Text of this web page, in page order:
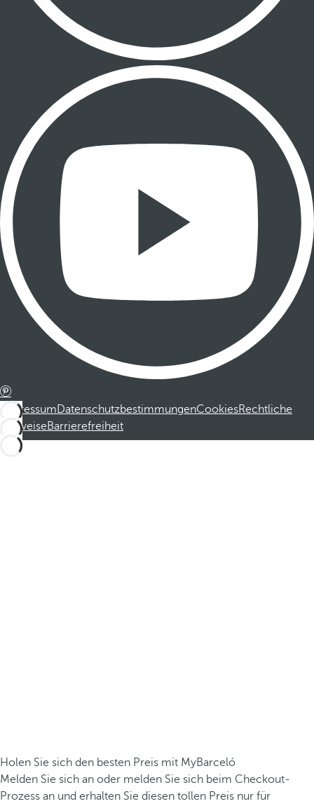
ImpressumDatenschutzbestimmungenCookiesRechtliche
HinweiseBarrierefreiheit
Holen Sie sich den besten Preis mit MyBarceló
Melden Sie sich an oder melden Sie sich beim Checkout-
Prozess an und erhalten Sie diesen tollen Preis nur für